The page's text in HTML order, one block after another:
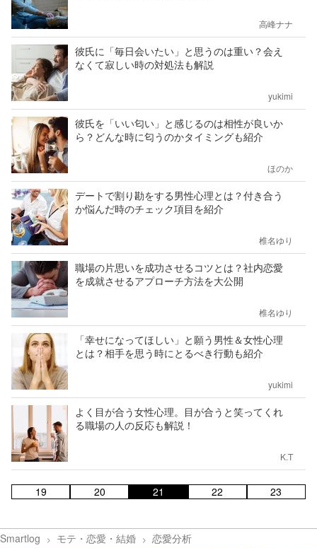
高峰ナナ
彼氏に「毎日会いたい」と思うのは重い？会え
なくて寂しい時の対処法も解説
yukimi
彼氏を「いい匂い」と感じるのは相性が良いか
ら？どんな時に匂うのかタイミングも紹介
ほのか
デートで割り勘をする男性心理とは？付き合う
か悩んだ時のチェック項目を紹介
椎名ゆり
職場の片思いを成功させるコツとは？社内恋愛
を成就させるアプローチ方法を大公開
椎名ゆり
「幸せになってほしい」と願う男性＆女性心理
とは？相手を思う時にとるべき行動も紹介
yukimi
よく目が合う女性心理。目が合うと笑ってくれ
る職場の人の反応も解説！
K.T
19 20 21 22 23
Smartlog モテ・恋愛・結婚 恋愛分析